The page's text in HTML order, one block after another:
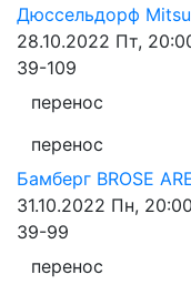
Дюссельдорф
28.10.2022 Пт,
39-109
перенос
перенос
Бамберг BROSE
31.10.2022 Пн, 20:00
39-99
перенос